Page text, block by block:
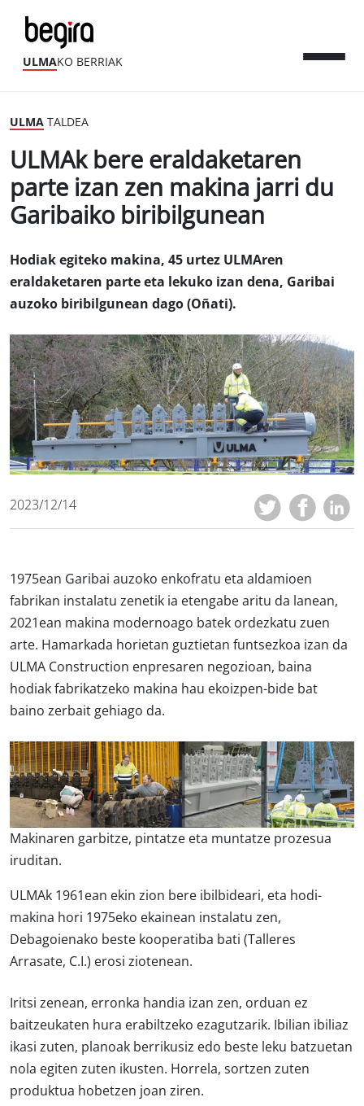
ULMAKO BERRIAK
ULMA TALDEA
ULMAk bere eraldaketaren
parte izan zen makina jarri du
Garibaiko biribilgunean
Hodiak egiteko makina, 45 urtez ULMAren
eraldaketaren parte eta lekuko izan dena, Garibai
auzoko biribilgunean dago (Oñati).
2023/12/14
1975ean Garibai auzoko enkofratu eta aldamioen
fabrikan instalatu zenetik ia etengabe aritu da lanean,
2021ean makina modernoago batek ordezkatu zuen
arte. Hamarkada horietan guztietan funtsezkoa izan da
ULMA Construction enpresaren negozioan, baina
hodiak fabrikatzeko makina hau ekoizpen-bide bat
baino zerbait gehiago da.
Makinaren garbitze, pintatze eta muntatze prozesua
iruditan.
ULMAk 1961ean ekin zion bere ibilbideari, eta hodi-
makina hori 1975eko ekainean instalatu zen,
Debagoienako beste kooperatiba bati (Talleres
Arrasate, C.I.) erosi ziotenean.
Iritsi zenean, erronka handia izan zen, orduan ez
baitzeukaten hura erabiltzeko ezagutzarik. Ibilian ibiliaz
ikasi zuten, planoak berrikusiz edo beste leku batzuetan
nola egiten zuten ikusten. Horrela, sortzen zuten
produktua hobetzen joan ziren.